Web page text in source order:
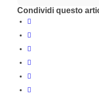
Condividi questo